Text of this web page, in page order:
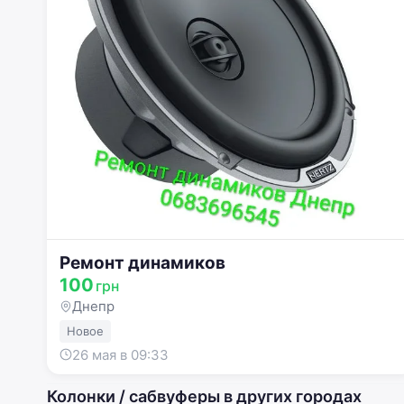
Ремонт динамиков
100 грн
Днепр
Новое
26 мая в 09:33
Колонки / сабвуферы в других городах